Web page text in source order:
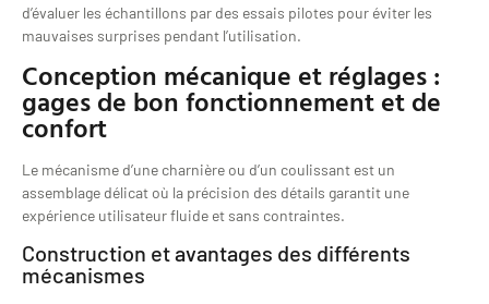
d’évaluer les échantillons par des essais pilotes pour éviter les
mauvaises surprises pendant l’utilisation.
Conception mécanique et réglages :
gages de bon fonctionnement et de
confort
Le mécanisme d’une charnière ou d’un coulissant est un
assemblage délicat où la précision des détails garantit une
expérience utilisateur fluide et sans contraintes.
Construction et avantages des différents
mécanismes